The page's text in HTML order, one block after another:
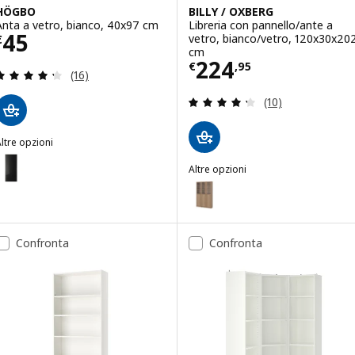
a vetro, bianco, 40x97 cm
45 € 45
Recensione: 4.3 fuori da 5 stelle. Totale
(16)
opzioni
BILLY / OXBERG
Libreria con pannello/ante a
vetro, bianco/vetro,
cm
€224,95
Prezzo € 224,95
Recensione:
(10)
Altre opzioni
BILLY / OXBERG
Opzione: BILLY / OXBERG,
Opzione: BILLY / OXBERG,
Confronta Confronta